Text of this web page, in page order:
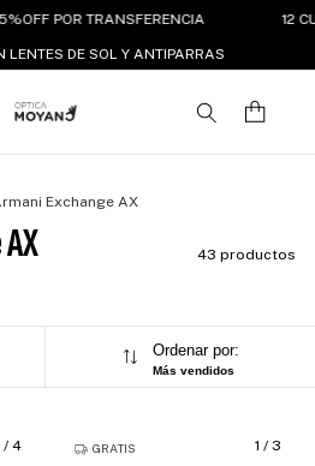
POR TRANSFERENCIA 12
DE SOL Y ANTIPARRAS
Exchange AX
43 productos
Ordenar por:
Más vendidos
/ 4 1 / 3
GRATIS